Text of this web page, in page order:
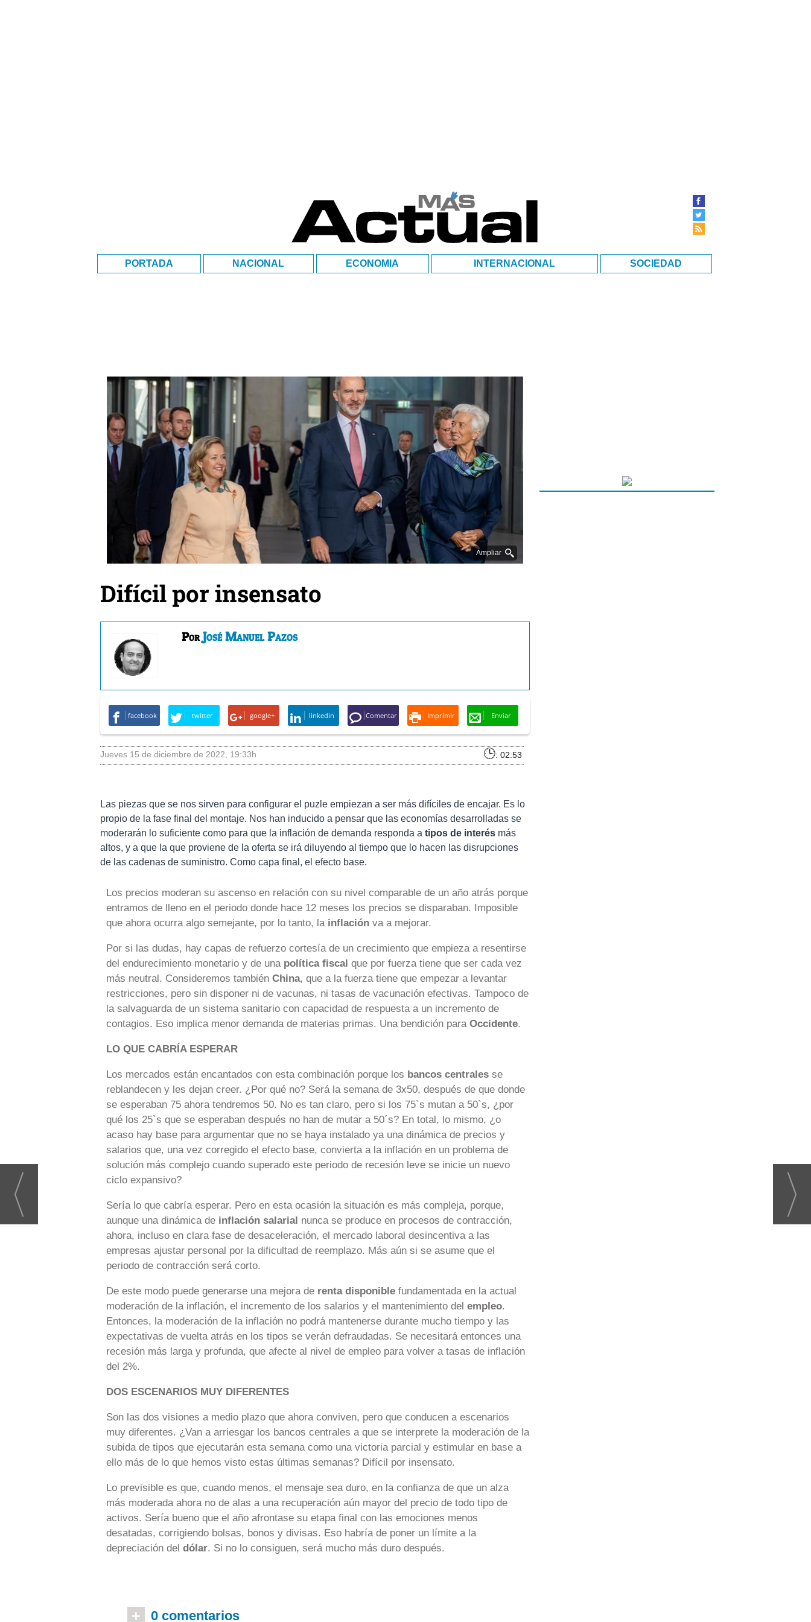
PORTADA NACIONAL ECONOMIA INTERNACIONAL SOCIEDAD
Ampliar
Difícil por insensato
PorJosé Manuel Pazos
facebook twitter google+ linkedin Comentar Imprimir Enviar
jueves 15 de diciembre de 2022, 19:33h : 02:53
Las piezas que se nos sirven para configurar el puzle empiezan a ser más difíciles de encajar. Es lo
propio de la fase final del montaje. Nos han inducido a pensar que las economías desarrolladas se
moderarán lo suficiente como para que la inflación de demanda responda a tipos de interésmás
altos, y a que la que proviene de la oferta se irá diluyendo al tiempo que lo hacen las disrupciones
de las cadenas de suministro. Como capa final, el efecto base.
Los precios moderan su ascenso en relación con su nivel comparable de un año atrás porque
entramos de lleno en el periodo donde hace 12 meses los precios se disparaban. Imposible
que ahora ocurra algo semejante, por lo tanto, la inflaciónva a mejorar.
Por si las dudas, hay capas de refuerzo cortesía de un crecimiento que empieza a resentirse
del endurecimiento monetario y de una política fiscal que por fuerza tiene que ser cada vez
más neutral. Consideremos también China, que a la fuerza tiene que empezar a levantar
restricciones, pero sin disponer ni de vacunas, ni tasas de vacunación efectivas. Tampoco de
la salvaguarda de un sistema sanitario con capacidad de respuesta a un incremento de
contagios. Eso implica menor demanda de materias primas. Una bendición para Occidente.
LO QUE CABRÍA ESPERAR
Los mercados están encantados con esta combinación porque los bancos centralesse
reblandecen y les dejan creer. ¿Por qué no? Será la semana de 3x50, después de que donde
se esperaban 75 ahora tendremos 50. No es tan claro, pero si los 75`s mutan a 50`s, ¿por
qué los 25`s que se esperaban después no han de mutar a 50´s? En total, lo mismo, ¿o
acaso hay base para argumentar que no se haya instalado ya una dinámica de precios y
salarios que, una vez corregido el efecto base, convierta a la inflación en un problema de
solución más complejo cuando superado este periodo de recesión leve se inicie un nuevo
ciclo expansivo?
Sería lo que cabría esperar. Pero en esta ocasión la situación es más compleja, porque,
aunque una dinámica de inflación salarial nunca se produce en procesos de contracción,
ahora, incluso en clara fase de desaceleración, el mercado laboral desincentiva a las
empresas ajustar personal por la dificultad de reemplazo. Más aún si se asume que el
periodo de contracción será corto.
De este modo puede generarse una mejora de renta disponiblefundamentada en la actual
moderación de la inflación, el incremento de los salarios y el mantenimiento del empleo.
Entonces, la moderación de la inflación no podrá mantenerse durante mucho tiempo y las
expectativas de vuelta atrás en los tipos se verán defraudadas. Se necesitará entonces una
recesión más larga y profunda, que afecte al nivel de empleo para volver a tasas de inflación
del 2%.
DOS ESCENARIOS MUY DIFERENTES
Son las dos visiones a medio plazo que ahora conviven, pero que conducen a escenarios
muy diferentes. ¿Van a arriesgar los bancos centrales a que se interprete la moderación de la
subida de tipos que ejecutarán esta semana como una victoria parcial y estimular en base a
ello más de lo que hemos visto estas últimas semanas? Difícil por insensato.
Lo previsible es que, cuando menos, el mensaje sea duro, en la confianza de que un alza
más moderada ahora no de alas a una recuperación aún mayor del precio de todo tipo de
activos. Sería bueno que el año afrontase su etapa final con las emociones menos
desatadas, corrigiendo bolsas, bonos y divisas. Eso habría de poner un límite a la
depreciación del dólar. Si no lo consiguen, será mucho más duro después.
+ 0 comentarios